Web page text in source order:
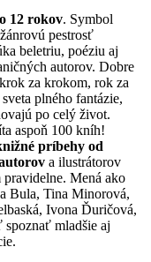
12 rokov. Symbol
pestrosť
beletriu, poéziu aj
autorov. Dobre
za krokom, rok za
plného fantázie,
po celý život.
aspoň 100 kníh!
príbehy od
a ilustrátorov
Mená ako
Bula, Tina Minorová,
Ivona Ďuričová,
spoznať mladšie aj